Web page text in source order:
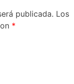
publicada. Los
*